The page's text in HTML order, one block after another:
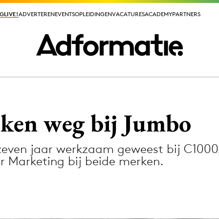
ADVERTERENEVENTSOPLEIDINGENVACATURESACADEMYPARTNERS
ADVERTERENEVENTSOPLEIDINGENVACATURESACADEMYPARTNERS
weg bij Jumbo
jaar werkzaam geweest bij
Marketing bij beide merken.